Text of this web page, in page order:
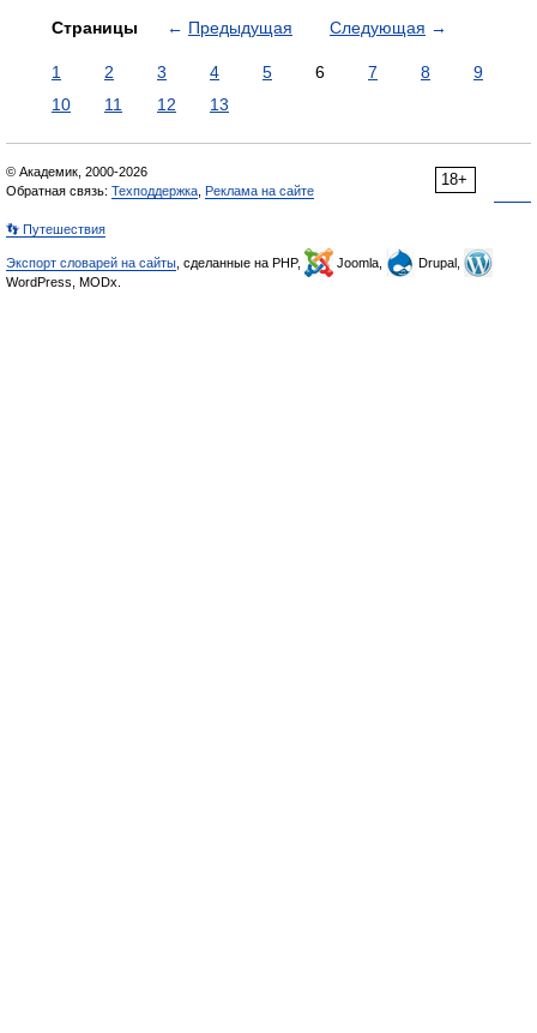
Страницы ← Предыдущая Следующая →
1 2 3 4 5 6 7 8
9
10
11 12 13
18+
© Академик, 2000-2026
Обратная связь: Техподдержка Реклама на сайте
👣 Путешествия
Экспорт словарей на сайты , сделанные на PHP, Joomla,
Drupal,
WordPress, MODx.